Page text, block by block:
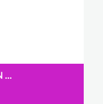
APP DISMINUIR CONTAMINACIÓN COVID